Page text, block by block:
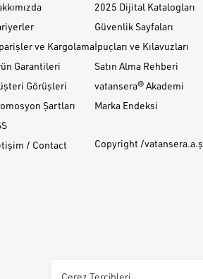
Çerez Tercihleri
ve Kargolama
Garantileri
Görüşleri
Şartları
/ Contact
2025 Dijital Katalogları
Güvenlik Sayfaları
İpuçları ve Kılavuzları
Satın Alma Rehberi
vatansera® Akademi
Marka Endeksi
Copyright /vatansera.a.ş